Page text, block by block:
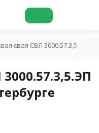
свая СВЛ 3000.57.3,5.ЭП